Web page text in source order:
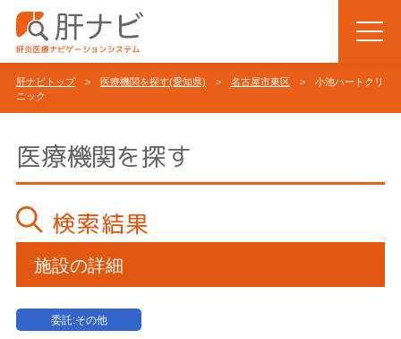
肝ナビトップ> 医療機関を探す(愛知県) > 名古屋市東区 > 小池ハートクリ
ニック
医療機関を探す
検索結果
施設の詳細
委託:その他